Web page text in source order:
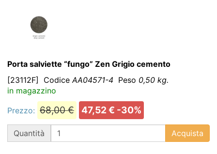
Porta salviette “fungo” Zen Grigio cemento
[23112F]
Codice AA04571-4 Peso 0,50 kg.
in magazzino
Prezzo: 68,00 € 47,52 € -30%
QTQuantità Acquista